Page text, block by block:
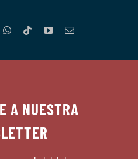
A NUESTRA